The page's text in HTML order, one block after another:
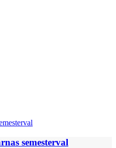
semesterval